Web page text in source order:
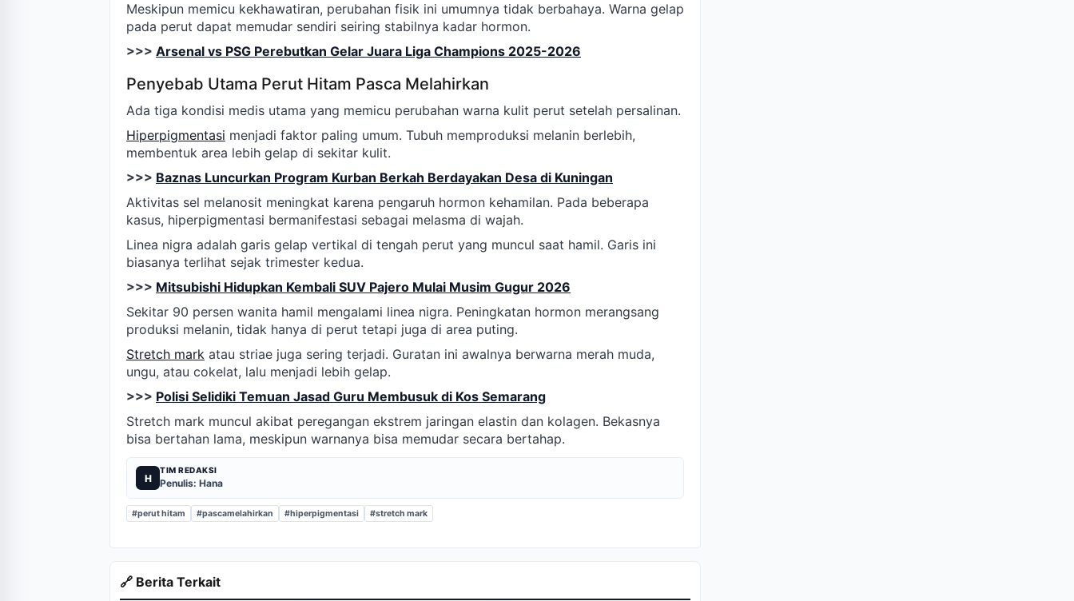
Meskipun memicu kekhawatiran, perubahan fisik ini umumnya tidak berbahaya. Warna gelap
pada perut dapat memudar sendiri seiring stabilnya kadar hormon.
>>> Arsenal vs PSG Perebutkan Gelar Juara Liga Champions 2025-2026
Penyebab Utama Perut Hitam Pasca Melahirkan
Ada tiga kondisi medis utama yang memicu perubahan warna kulit perut setelah persalinan.
Hiperpigmentasi menjadi faktor paling umum. Tubuh memproduksi melanin berlebih,
membentuk area lebih gelap di sekitar kulit.
>>> Baznas Luncurkan Program Kurban Berkah Berdayakan Desa di Kuningan
Aktivitas sel melanosit meningkat karena pengaruh hormon kehamilan. Pada beberapa
kasus, hiperpigmentasi bermanifestasi sebagai melasma di wajah.
Linea nigra adalah garis gelap vertikal di tengah perut yang muncul saat hamil. Garis ini
biasanya terlihat sejak trimester kedua.
>>> Mitsubishi Hidupkan Kembali SUV Pajero Mulai Musim Gugur 2026
Sekitar 90 persen wanita hamil mengalami linea nigra. Peningkatan hormon merangsang
produksi melanin, tidak hanya di perut tetapi juga di area puting.
Stretch mark atau striae juga sering terjadi. Guratan ini awalnya berwarna merah muda,
ungu, atau cokelat, lalu menjadi lebih gelap.
>>> Polisi Selidiki Temuan Jasad Guru Membusuk di Kos Semarang
Stretch mark muncul akibat peregangan ekstrem jaringan elastin dan kolagen. Bekasnya
bisa bertahan lama, meskipun warnanya bisa memudar secara bertahap.
H
TIM REDAKSI
Penulis: Hana
#perut hitam #pascamelahirkan #hiperpigmentasi #stretch mark
🔗 Berita Terkait